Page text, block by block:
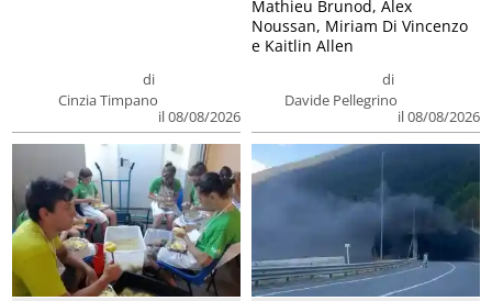
di
Cinzia Timpano
il 08/08/2026
di
Davide Pellegrino
il 08/08/2026
Mathieu Brunod, Alex
Noussan, Miriam Di Vincenzo
e Kaitlin Allen